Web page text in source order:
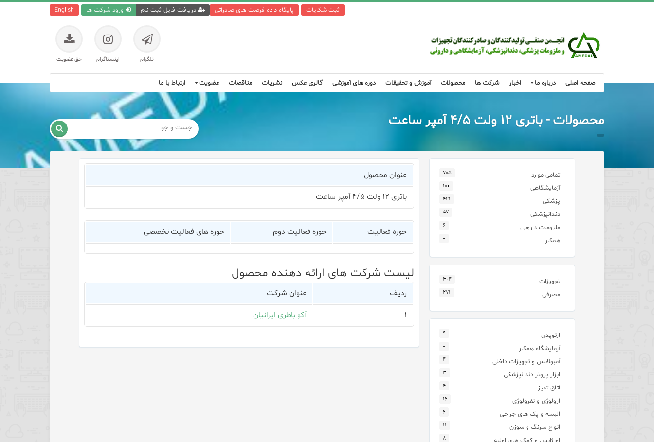
English ورود شرکت ها دریافت فایل ثبت نام پایگاه داده فرصت های صادراتی ثبت شکایات
تلگرام اینستاگرام حق عضویت
صفحه اصلی درباره ما اخبار شرکت ها محصولات آموزش و تحقیقات دوره های آموزشی گالری عکس نشریات مناقصات عضویت ارتباط با ما
محصولات - باتری ۱۲ ولت ۴/۵ آمپر ساعت 
عنوان محصول
باتری ۱۲ ولت ۴/۵ آمپر ساعت
حوزه فعالیت حوزه فعالیت دوم حوزه های فعالیت تخصصی
لیست شرکت های ارائه دهنده محصول
ردیف عنوان شرکت
۱ آکو باطری ایرانیان
تمامی موارد ۷۰۵
آزمایشگاهی ۱۰۰
پزشکی ۴۲۱
دندانپزشکی ۵۷
ملزومات دارویی ۶
همکار ۰
تجهیزات ۳۰۴
مصرفی ۲۷۱
ارتوپدی ۹
آزمایشگاه همکار ۰
آمبولانس و تجهیزات داخلی ۴
ابزار پروتز دندانپزشکی ۳
اتاق تمیز ۴
ارولوژی و نفرولوژی ۱۶
البسه و پک های جراحی ۶
انواع سرنگ و سوزن ۱۱
اورژانس و کمک های اولیه ۸